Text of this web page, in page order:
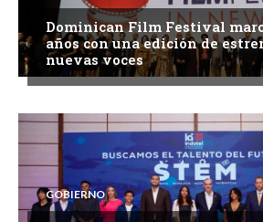
Dominican Film Festival
años con una edición de
nuevas voces
GOBIERNO